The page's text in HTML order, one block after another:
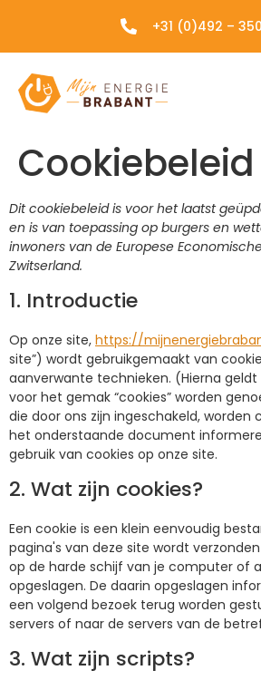
+31 (0)492 –
Cookiebeleid
Dit cookiebeleid is voor het laatst
en is van toepassing op burgers en
inwoners van de Europese
Zwitserland.
1. Introductie
Op onze site, https://
site”) wordt gebruikgemaakt van
aanverwante technieken. (Hierna
voor het gemak “cookies” worden
die door ons zijn ingeschakeld, worden
het onderstaande document
gebruik van cookies op onze site.
2. Wat zijn cookies?
Een cookie is een klein eenvoudig
pagina's van deze site wordt
op de harde schijf van je computer of
opgeslagen. De daarin opgeslagen
een volgend bezoek terug worden
servers of naar de servers van de
3. Wat zijn scripts?